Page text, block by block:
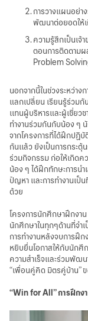
การวางแผนอย่
พัฒนาต่อยอดให้เ
ความรู้สึกเป็นเจ้
ตอนการติดตามผ
Problem
นอกจากนี้ในช่วงระหว่าง
แลกเปลี่ยน เรียนรู้ร่วม
เเทนผู้บริหารและผู้เชี่ยว
ทำงานร่วมกันกับน้อง ๆ
จากโครงการที่ได้ฝึกปฏิ
กันเเล้ว ยังเป็นการกระ
ร่วมกิจกรรม ก่อให้เกิดค
น้อง ๆ ได้ฝึกทักษะการนำ
ปัญหา และการทำงานเป็
ด้วย
โครงการนักศึกษาฝึกงา
นักศึกษาในทุกๆด้านที่จ
การทำงานหลังจบการฝึ
หยิบยื่นโอกาสให้กับนักศึ
ความสำเร็จและร่วมพัฒ
“เพื่อนคู่คิด มิตรคู่บ้าน”
“Win for All” การฝึกง